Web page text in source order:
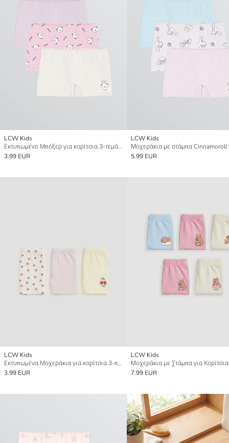
LCW Kids
Εκτυπωμένο Μπόξερ για κορίτσια 3-τεμάχια
3.99 EUR
LCW Kids
5.99 EUR
LCW Kids
Εκτυπωμένα Μοχεράκια για κορίτσια 3-πακέτα
3.99 EUR
LCW Kids
7.99 EUR